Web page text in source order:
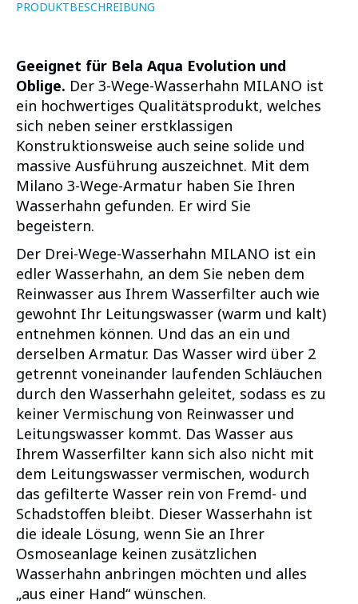
PRODUKTBESCHREIBUNG
Geeignet für Bela Aqua Evolution und
Oblige. Der 3-Wege-Wasserhahn MILANO ist
ein hochwertiges Qualitätsprodukt, welches
sich neben seiner erstklassigen
Konstruktionsweise auch seine solide und
massive Ausführung auszeichnet. Mit dem
Milano 3-Wege-Armatur haben Sie Ihren
Wasserhahn gefunden. Er wird Sie
begeistern.
Der Drei-Wege-Wasserhahn MILANO ist ein
edler Wasserhahn, an dem Sie neben dem
Reinwasser aus Ihrem Wasserfilter auch wie
gewohnt Ihr Leitungswasser (warm und kalt)
entnehmen können. Und das an ein und
derselben Armatur. Das Wasser wird über 2
getrennt voneinander laufenden Schläuchen
durch den Wasserhahn geleitet, sodass es zu
keiner Vermischung von Reinwasser und
Leitungswasser kommt. Das Wasser aus
Ihrem Wasserfilter kann sich also nicht mit
dem Leitungswasser vermischen, wodurch
das gefilterte Wasser rein von Fremd- und
Schadstoffen bleibt. Dieser Wasserhahn ist
die ideale Lösung, wenn Sie an Ihrer
Osmoseanlage keinen zusätzlichen
Wasserhahn anbringen möchten und alles
„aus einer Hand“ wünschen.